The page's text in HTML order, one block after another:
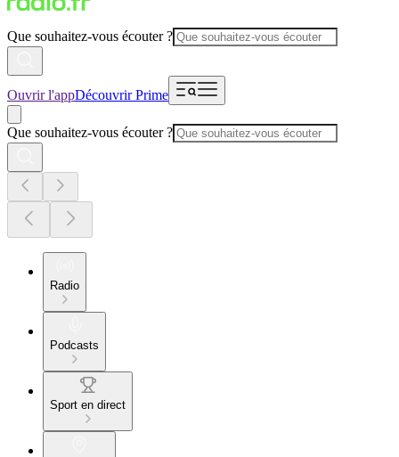
Que souhaitez-vous écouter ?
Ouvrir l'appDécouvrir Prime
Que souhaitez-vous écouter ?
Radio
Podcasts
Sport en direct